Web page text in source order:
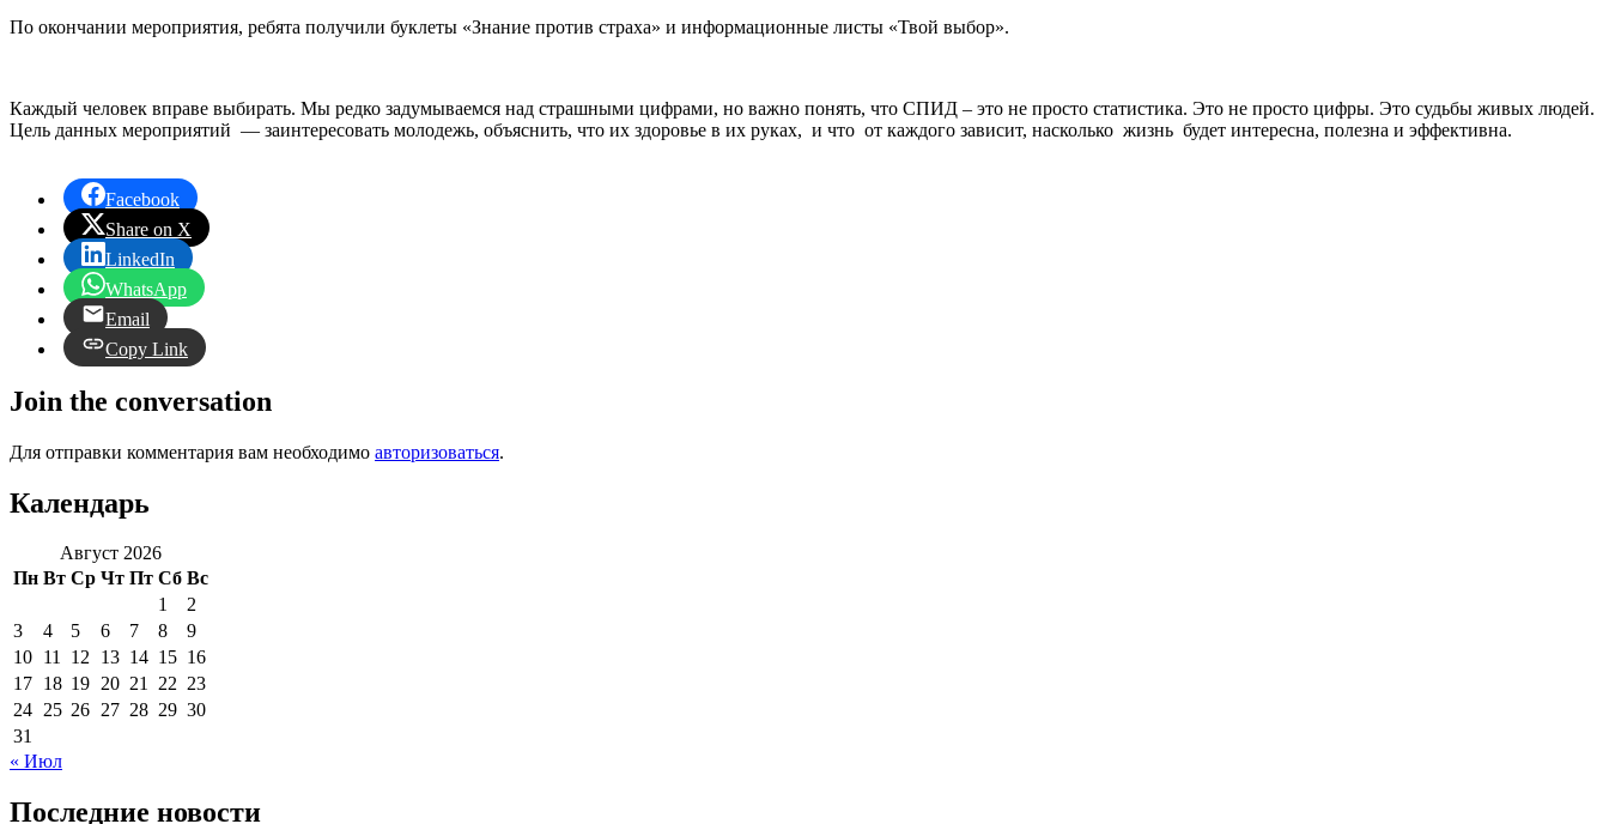
По окончании мероприятия, ребята получили буклеты «Знание против страха» и информационные листы «Твой выбор».
Каждый человек вправе выбирать. Мы редко задумываемся над страшными цифрами, но важно понять, что СПИД – это не просто статистика. Это не просто цифры. Это судьбы живых людей.
Цель данных мероприятий — заинтересовать молодежь, объяснить, что их здоровье в их руках, и что от каждого зависит, насколько жизнь будет интересна, полезна и эффективна.
Facebook
Share on X
LinkedIn
WhatsApp
Email
Copy Link
Join the conversation
Для отправки комментария вам необходимо авторизоваться.
Календарь
Август 2026
Пн Вт Ср Чт Пт Сб Вс
1
2
3
4 5 6 7 8
9
10 11 12 13 14 15 16
17 18 19 20 21 22 23
24 25 26 27 28 29 30
31
« Июл
Последние новости